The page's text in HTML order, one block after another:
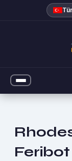
Feribot